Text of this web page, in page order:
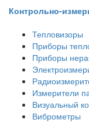
Контрольно-
Тепловизоры
Приборы
Приборы
Измерители
Визуальный
Виброметры